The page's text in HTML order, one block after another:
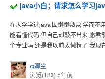
java小白；请求怎么学习
在大学学过java 因懒懒散散 学而不
能看懂代码 但自己却敲不出来 愿君
个专业吗 还是我以前太懒惰了 我现
α卿尘
浏览(183) 5年前